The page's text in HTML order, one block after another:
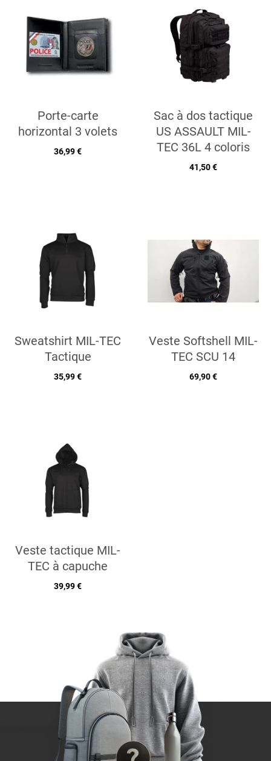
Porte-carte
horizontal 3 volets
36,99 €
Sac à dos tactique
US ASSAULT MIL-
TEC 36L 4 coloris
41,50 €
Sweatshirt MIL-TEC
Tactique
35,99 €
Veste Softshell MIL-
TEC SCU 14
69,90 €
Veste tactique MIL-
TEC à capuche
39,99 €